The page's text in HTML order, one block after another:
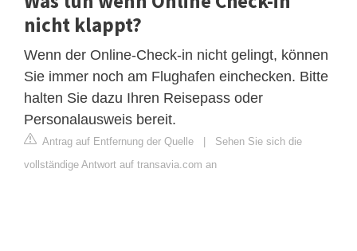
nicht klappt?
Wenn der Online-Check-in nicht gelingt, können
Sie immer noch am Flughafen einchecken. Bitte
halten Sie dazu Ihren Reisepass oder
Personalausweis bereit.
Antrag auf Entfernung der Quelle | Sehen Sie sich die
vollständige Antwort auf transavia.com an